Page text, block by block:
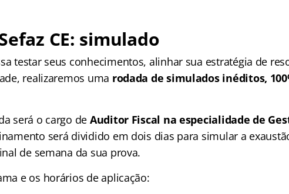
CE: simulado
testar seus conhecimentos, alinhar sua estratégia de
realizaremos uma rodada de simulados inéditos,
será o cargo de Auditor Fiscal na especialidade de
será dividido em dois dias para simular a
de semana da sua prova.
e os horários de aplicação: